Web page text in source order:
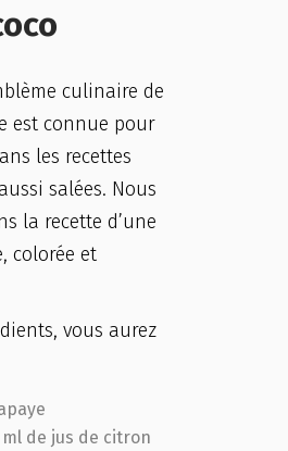
culinaire de
est connue pour
les recettes
salées. Nous
la recette d’une
colorée et
vous aurez
ml de jus de citron